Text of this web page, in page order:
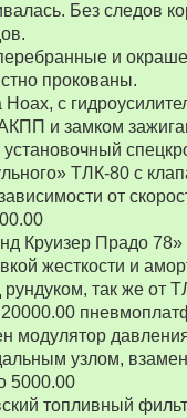
Без следов
и
прокованы.
с
и замком
ТЛК-80 с
от
Круизер Прадо 78»
жесткости и
так же от
модулятор
узлом, взамен
5000.00
топливный